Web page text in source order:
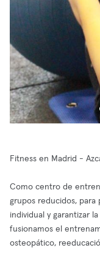
Fitness en Madrid -
Como centro de
grupos reducidos,
individual y garantizar
fusionamos el
osteopático,